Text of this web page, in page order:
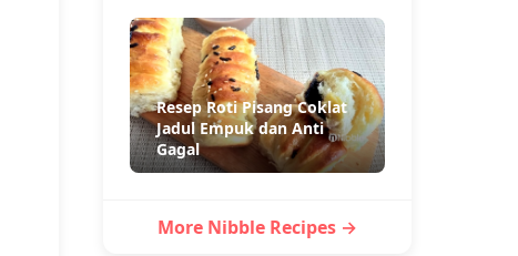
Resep Roti Pisang Coklat
Jadul Empuk dan Anti
Gagal
More Nibble Recipes →